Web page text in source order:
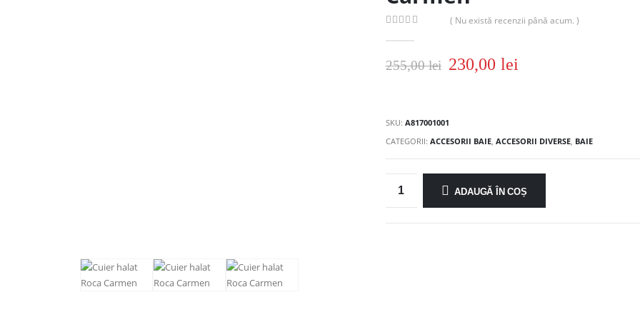
( Nu există recenzii până acum. )
255,00lei 230,00 lei
SKU: A817001001
CATEGORII: ACCESORII BAIE, ACCESORII DIVERSE, BAIE
ADAUGĂ ÎN COȘ